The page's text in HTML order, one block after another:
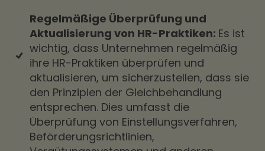
Regelmäßige Überprüfung und
Aktualisierung von HR-Praktiken: Es ist
wichtig, dass Unternehmen regelmäßig
ihre HR-Praktiken überprüfen und
aktualisieren, um sicherzustellen, dass sie
den Prinzipien der Gleichbehandlung
entsprechen. Dies umfasst die
Überprüfung von Einstellungsverfahren,
Beförderungsrichtlinien,